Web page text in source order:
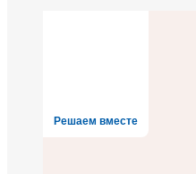
Решаем вместе